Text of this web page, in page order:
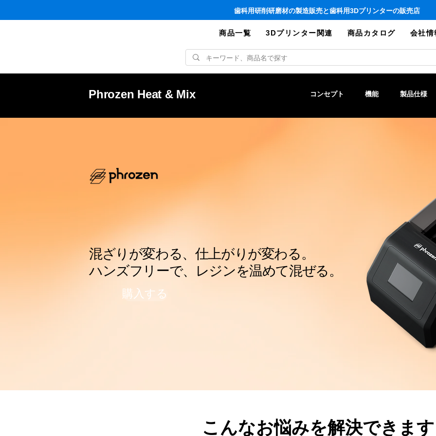
商品一覧 3Dプリンター関連 商品カタログ 会社情
歯科用研削研磨材の製造販売と歯科用3Dプリンターの販売店
Phrozen Heat & Mix コンセプト 機能 製品仕様
混ざりが変わる、仕上がりが変わる。
ハンズフリーで、レジンを温めて混ぜる。
購入する
こんなお悩みを解決できま